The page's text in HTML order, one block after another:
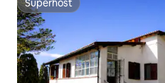
Superhost
Superhost